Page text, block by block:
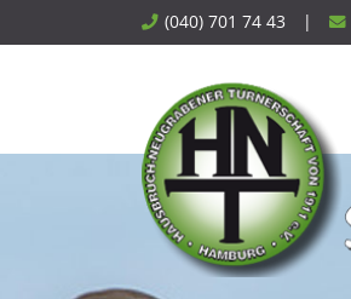
to
(040) 701 74 43 |